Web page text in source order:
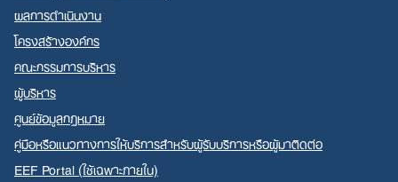
Search
for:
ผลการดำเนินงาน
โครงสร้างองค์กร
คณะกรรมการบริหาร
ผู้บริหาร
ศูนย์ข้อมูลกฎหมาย
คู่มือหรือแนวทางการให้บริการสำหรับผู้รับบริการหรือผู้มาติดต่อ
EEF Portal (ใช้เฉพาะภายใน)